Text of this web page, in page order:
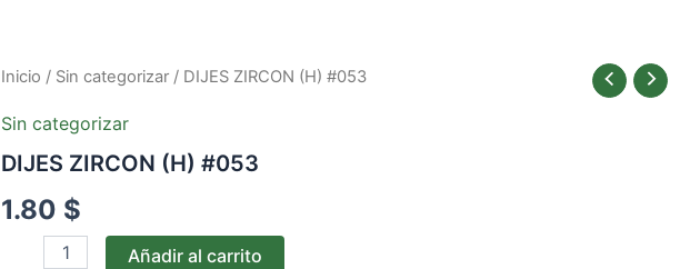
Inicio / Sin categorizar / DIJES ZIRCON (H) #053
Sin categorizar
DIJES ZIRCON (H) #053
1.80 $
DIJES
(H)
cantidad
Añadir al carrito